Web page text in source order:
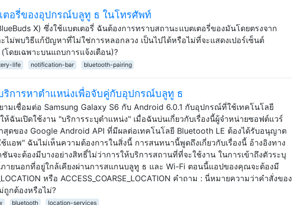
ตอรี่ของอุปกรณ์บลูทู ธ ในโทรศัพท์
X) ซึ่งใช้แบตเตอรี่ ฉันต้องการทราบสถานะแบตเตอรี่ของมันโดยตรงจาก
ม่พบวิธีแก้ปัญหาที่ไม่ใช่การหลอกลวง เป็นไปได้หรือไม่ที่จะแสดงเปอร์เซ็นต์
ดยเฉพาะบนแถบการแจ้งเตือน)?
life notification-bar bluetooth-pairing
ริการหาตำแหน่งเพื่อจับคู่กับอุปกรณ์บลูทู ธ
มเชื่อมต่อ Samsung Galaxy S6 กับ Android 6.0.1 กับอุปกรณ์ที่ใช้เทคโนโลยี
ฉันเปิดใช้งาน "บริการระบุตำแหน่ง" เมื่อฉันบ่นเกี่ยวกับเรื่องนี้ผู้จำหน่ายซอฟต์แวร์
สุดของ Google Android API ที่มีผลต่อเทคโนโลยี Bluetooth LE ต้องได้รับอนุญาต
แอพ" ฉันไม่เห็นความต้องการในสิ่งนี้ การสนทนานี้พูดถึงเกี่ยวกับเรื่องนี้ อ้างอิงทาง
นจะต้องมีบางอย่างสิทธิ์ไม่ว่าการให้บริการสถานที่ที่จะใช้งาน ในการเข้าถึงตัวระบุ
ายนอกที่อยู่ใกล้เคียงผ่านการสแกนบลูทู ธ และ Wi-Fi ตอนนี้แอปของคุณจะต้องมี
หรือ ACCESS_COARSE_LOCATION คำถาม : นี่หมายความว่าคำสั่งของ
ถูกต้องหรือไม่?
bluetooth location-services